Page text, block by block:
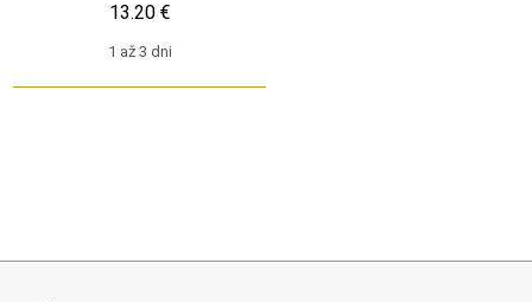
1 až 3 dni
13.20 €